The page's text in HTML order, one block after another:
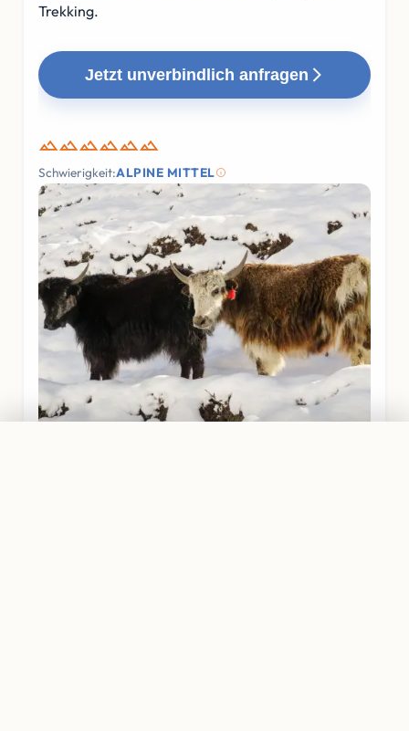
Trekking.
Jetzt unverbindlich anfragen
Schwierigkeit:ALPINE MITTEL